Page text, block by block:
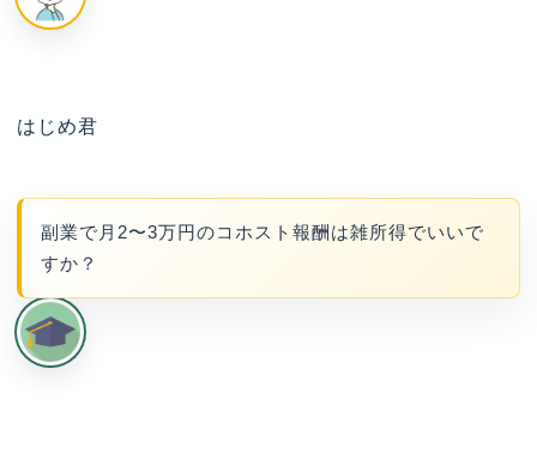
はじめ君
副業で月2〜3万円のコホスト報酬は雑所得でいいで
すか？